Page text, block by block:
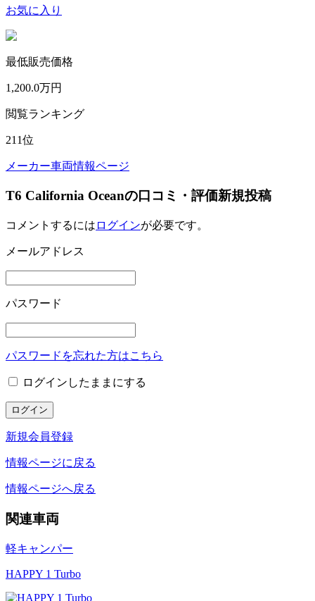
お気に入り
最低販売価格
1,200.0万円
閲覧ランキング
211位
メーカー車両情報ページ
T6 California Oceanの口コミ・評価新規投稿
コメントするには ログインが必要です。
メールアドレス
パスワード
パスワードを忘れた方はこちら
ログインしたままにする
新規会員登録
情報ページに戻る
情報ページへ戻る
関連車両
軽キャンパー
HAPPY 1 Turbo